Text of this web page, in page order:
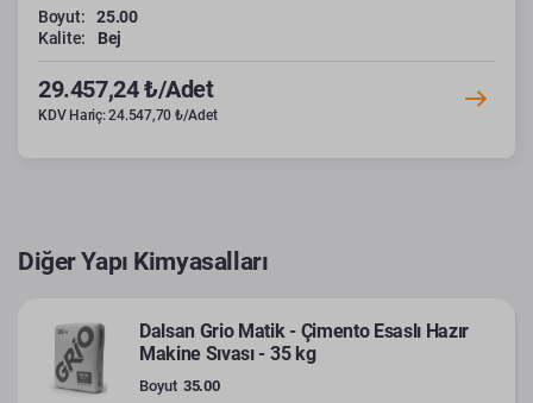
Boyut:
25.00
Kalite:
Bej
29.457,24 ₺/Adet
KDV Hariç: 24.547,70 ₺/Adet
Diğer Yapı Kimyasalları
Dalsan Grio Matik - Çimento Esaslı Hazır
Makine Sıvası - 35 kg
Boyut 35.00